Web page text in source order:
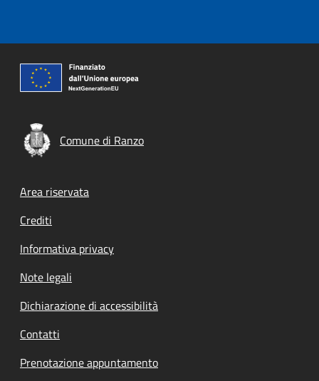
Comune di Ranzo
Footer menu
Area riservata
Crediti
Informativa privacy
Note legali
Dichiarazione di accessibilità
Contatti
Prenotazione appuntamento